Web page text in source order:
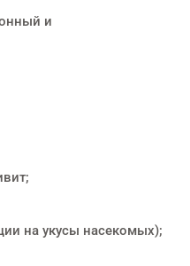
и
на укусы насекомых);